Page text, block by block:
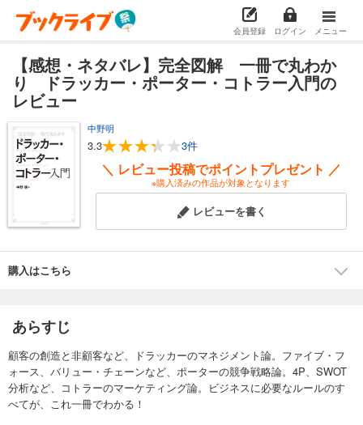
会員登録 ログイン メニュー
【感想・ネタバレ】完全図解 一冊で丸わか
り ドラッカー・ポーター・コトラー入門の
レビュー
中野明
3.3 3件
＼ レビュー投稿でポイントプレゼント ／
※購入済みの作品が対象となります
レビューを書く
購入はこちら
あらすじ
顧客の創造と非顧客など、ドラッカーのマネジメント論。ファイブ・フ
ォース、バリュー・チェーンなど、ポーターの競争戦略論。4P、SWOT
分析など、コトラーのマーケティング論。ビジネスに必要なルールのす
べてが、これ一冊でわかる！